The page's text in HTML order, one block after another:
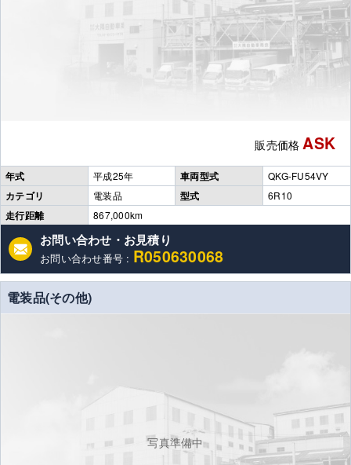
販売価格 ASK
年式 平成25年 車両型式 QKG-FU54VY
カテゴリ 電装品 型式 6R10
走行距離 867,000km
お問い合わせ・お見積り
お問い合わせ番号 : R050630068
電装品(その他)
写真準備中